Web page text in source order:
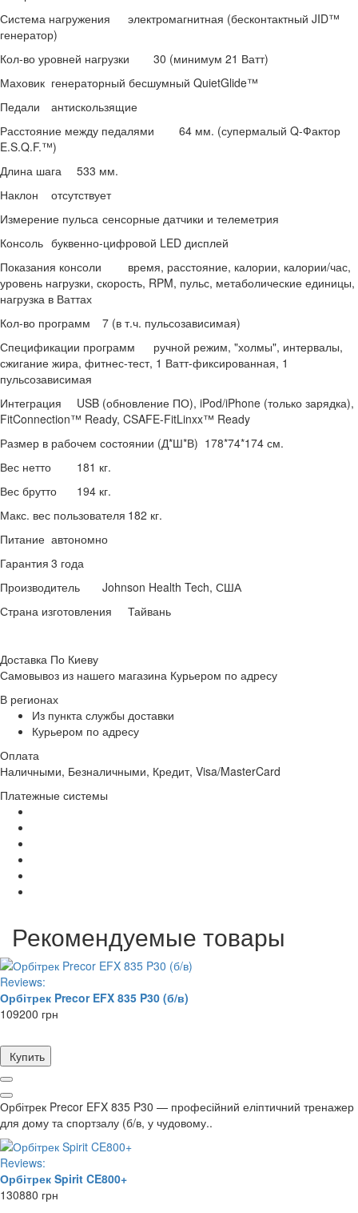
Система нагружения
электромагнитная (бесконтактный JID™
генератор)
Кол-во уровней нагрузки
30 (минимум 21 Ватт)
Маховик генераторный бесшумный QuietGlide™
Педали
антискользящие
Расстояние между педалями
64 мм. (супермалый Q-Фактор
E.S.Q.F.™)
Длина шага
533 мм.
Наклон
отсутствует
Измерение пульса сенсорные датчики и телеметрия
Консоль буквенно-цифровой LED дисплей
Показания консоли
время, расстояние, калории, калории/час,
уровень нагрузки, скорость, RPM, пульс, метаболические единицы,
нагрузка в Ваттах
Кол-во программ
7 (в т.ч. пульсозависимая)
Спецификации программ
ручной режим, "холмы", интервалы,
сжигание жира, фитнес-тест, 1 Ватт-фиксированная, 1
пульсозависимая
Интеграция
USB (обновление ПО), iPod/iPhone (только зарядка),
FitConnection™ Ready, CSAFE-FitLinxx™ Ready
Размер в рабочем состоянии (Д*Ш*В) 178*74*174 см.
Вес нетто
181 кг.
Вес брутто
194 кг.
Макс. вес пользователя 182 кг.
Питание автономно
Гарантия 3 года
Производитель
Johnson Health Tech, США
Страна изготовления
Тайвань
Доставка По Киеву
Самовывоз из нашего магазина Курьером по адресу
В регионах
Из пункта службы доставки
Курьером по адресу
Оплата
Наличными, Безналичными, Кредит, Visa/MasterCard
Платежные системы
Рекомендуемые товары
Reviews:
Орбітрек Precor EFX 835 P30 (б/в)
109200 грн
Купить
Орбітрек Precor EFX 835 P30 — професійний еліптичний тренажер
для дому та спортзалу (б/в, у чудовому..
Reviews:
Орбітрек Spirit CE800+
130880 грн